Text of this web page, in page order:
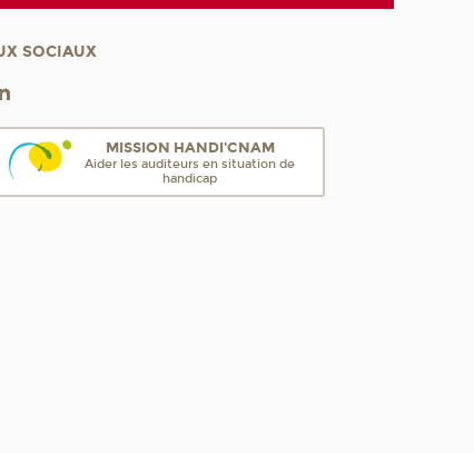
SOCIAUX
MISSION HANDI'CNAM
Aider les auditeurs en situation de
handicap